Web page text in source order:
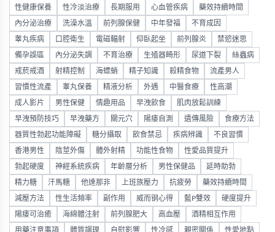
性健康保養 性冷淡治療 長期服用 心血管疾病 藥效持續時間
內分泌治療 洗澡水溫 前列腺保健 中年發福 不育成因
睾丸疾病 口腔衛生 電磁輻射 仰臥起坐 前列腺炎 禁慾迷思
備孕誤區 內分泌失調 不育治療 生殖器畸形 尿道下裂 絲蟲病
戒菸戒酒 射精控制 海螵蛸 精子知識 殺精食物 流產男人
習慣性流產 睾丸保養 精液分析 外遇 中醫食療 性高潮
成人影片 男性保健 情趣用品 早洩飲食 肌肉放鬆訓練
早洩預防技巧 早洩藥方 關元穴 陽痿自測 遺傳風險 食療方法
器質性勃起功能障礙 糖分攝取 飲食禁忌 疾病辨識 不良習慣
香港男性 陰莖外傷 體外射精 功能性食物 性愛品質提升
勃起硬度 神經系統疾病 年齡層分析 男性保健品 延時助勃
精力糖 汗馬糖 他達那非 上班族壓力 抗疲勞 藥效持續時間
減壓方法 性生活頻率 副作用 威而钢心得 藍P雙效 硬度提升
陽痿可治癒 海綿體注射 前列腺肥大 高血壓 酒精相互作用
用藥注意事項 體質調理 自慰影響 性冷感 親密關係 性愛地點